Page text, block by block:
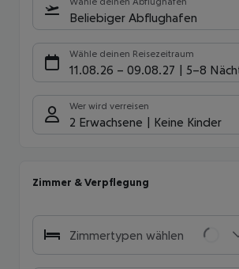
Beliebiger Abflughafen
Wähle deinen Reisezeitraum
11.08.26 – 09.08.27 5-8
Wer wird verreisen
2 Erwachsene Keine Kinder
Zimmer & Verpflegung
Zimmertypen wählen